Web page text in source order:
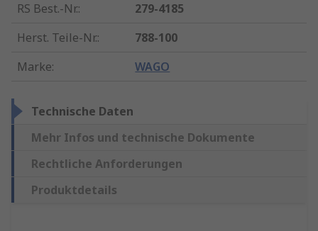
RS Best.-Nr.:
279-4185
Herst. Teile-Nr.:
788-100
Marke: WAGO
Technische Daten
Mehr Infos und technische Dokumente
Rechtliche Anforderungen
Produktdetails